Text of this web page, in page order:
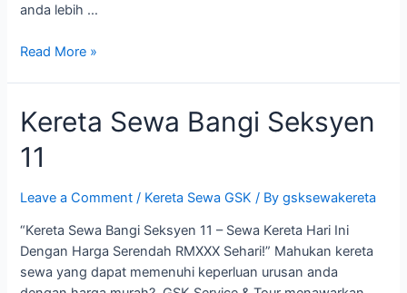
anda lebih …
Kereta
Seksyen
12
Read More »
Kereta Sewa Bangi Seksyen
11
Leave a Comment / Kereta Sewa GSK / Bygsksewakereta
“Kereta Sewa Bangi Seksyen 11 – Sewa Kereta Hari Ini
Dengan Harga Serendah RMXXX Sehari!” Mahukan kereta
sewa yang dapat memenuhi keperluan urusan anda